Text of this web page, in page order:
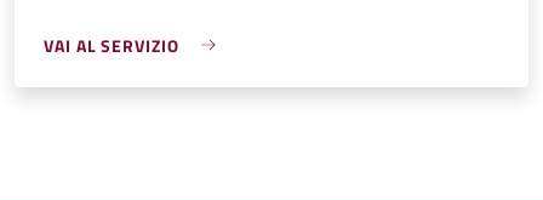
VAI AL SERVIZIO